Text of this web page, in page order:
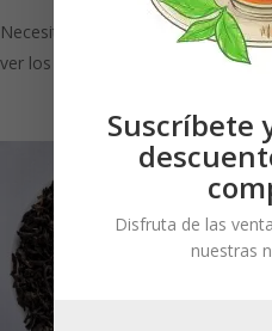
Necesitas estar registrado para
ver los precios
Suscríbete
Disfruta de las
nuestras